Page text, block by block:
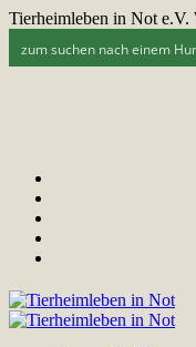
Tierheimleben in Not e.V.